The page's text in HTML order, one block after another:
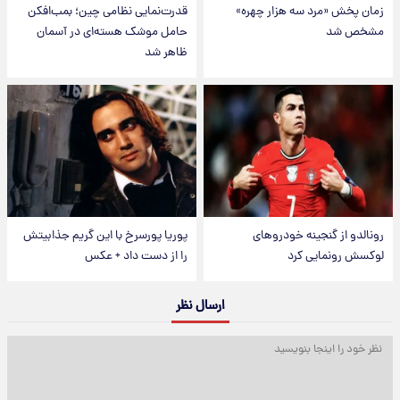
زمان پخش «مرد سه هزار چهره»
مشخص شد
قدرت‌نمایی نظامی چین؛ بمب‌افکن
حامل موشک هسته‌ای در آسمان
ظاهر شد
رونالدو از گنجینه خودروهای
لوکسش رونمایی کرد
پوریا پورسرخ با این گریم جذابیتش
را از دست داد + عکس
ارسال نظر